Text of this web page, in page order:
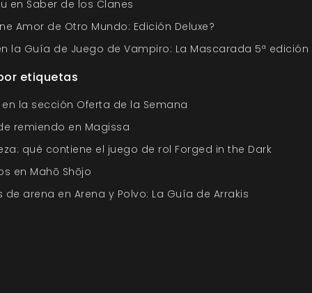
en Saber de los Clanes
Amor de Otro Mundo: Edición Deluxe?
la Guía de Juego de Vampiro: La Mascarada 5ª edición
etiquetas
la sección Oferta de la Semana
remiendo en Magissa
qué contiene el juego de rol Forged in the Dark
en Mahō Shōjo
de arena en Arena y Polvo: La Guía de Arrakis